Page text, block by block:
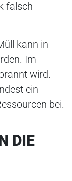
falsch
kann in
Im
wird.
ein
bei.
DIE